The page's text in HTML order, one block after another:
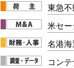
東急
米セ
名港
コン